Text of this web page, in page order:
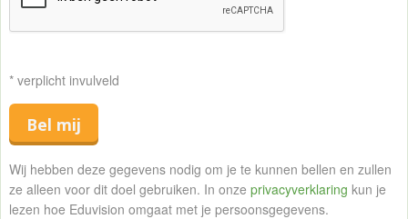
* verplicht invulveld
Bel mij
Wij hebben deze gegevens nodig om je te kunnen bellen en zullen
ze alleen voor dit doel gebruiken. In onze privacyverklaring kun je
lezen hoe Eduvision omgaat met je persoonsgegevens.